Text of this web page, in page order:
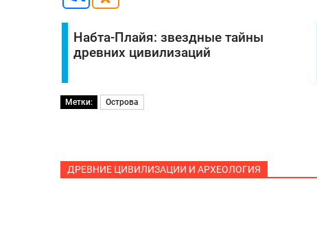
Набта-Плайя: звездные тайны
древних цивилизаций
Метки: Острова
ДРЕВНИЕ ЦИВИЛИЗАЦИИ И АРХЕОЛОГИЯ